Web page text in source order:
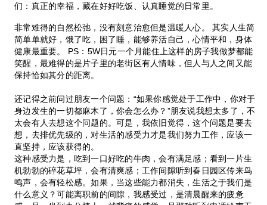
们：真正的幸福，藏在好好吃饭、认真睡觉的日常里。
非常难得的自然松弛，没有刻意治愈但是温暖人心。 其实人生简
简单单就好，饿了吃，困了睡，能够养活自己，心情平和，身体
健康最重要。 PS：5W日元一个月能住上这样的房子我做梦都能
笑醒，最难得的是片子里的老街区有人情味，但人与人之间又能
保持恰如其分的距离。
还记得之前问过朋友一个问题：“如果你感觉处于工作中，你对于
身边发生的一切都麻木了，你会怎么办？”朋友说我想太多了，不
太会有人去想这个问题的。可是，我依旧觉得，这个问题是要去
想，去排优先级的，对生活的感受力才是我们努力工作，应该一
直坚持，应该获得的。
这种感受力是，吃到一口好吃的牛肉，会有满足感；看到一片生
机勃勃的碎花草坪，会有清爽感；工作间隙听到春日园区传来鸟
鸣声，会有轻松感。如果，当这些能力都消失，生活之于我们是
什么意义？可能离职前的间隙，我感受过，是清晨醒来的疲惫